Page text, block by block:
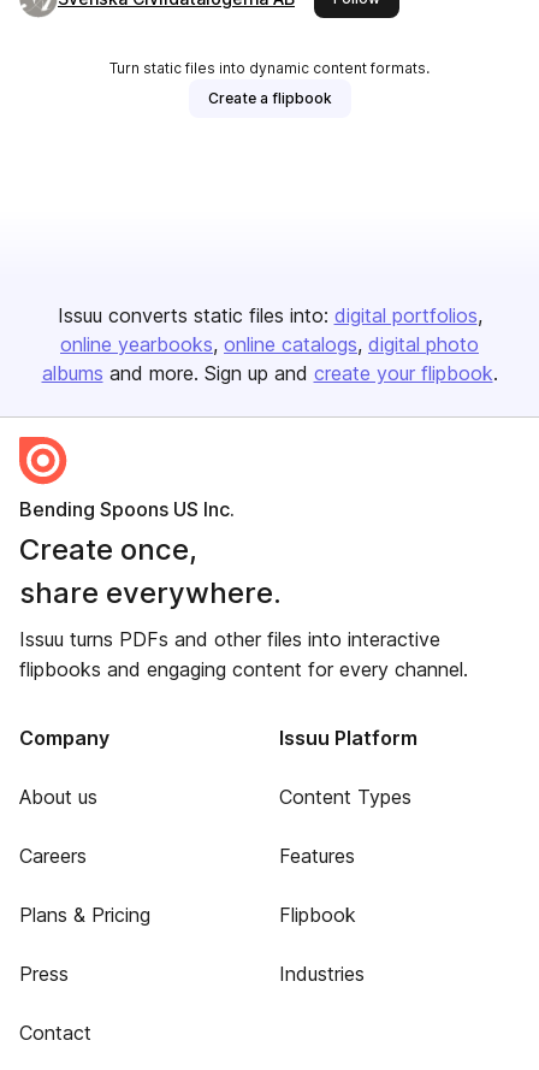
Turn static files into dynamic content formats.
Create a flipbook
Issuu converts static files into: digital portfolios
online yearbooks online catalogs digital photo
albums and more. Sign up and create your flipbook.
Bending Spoons US Inc.
Create once,
share everywhere.
Issuu turns PDFs and other files into interactive
flipbooks and engaging content for every channel.
Company
About us
Careers
Plans & Pricing
Press
Contact
Issuu Platform
Content Types
Features
Flipbook
Industries